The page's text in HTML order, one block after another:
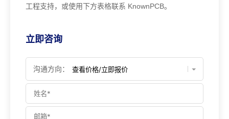
工程支持，或使用下方表格联系 KnownPCB。
立即咨询
沟通方向：